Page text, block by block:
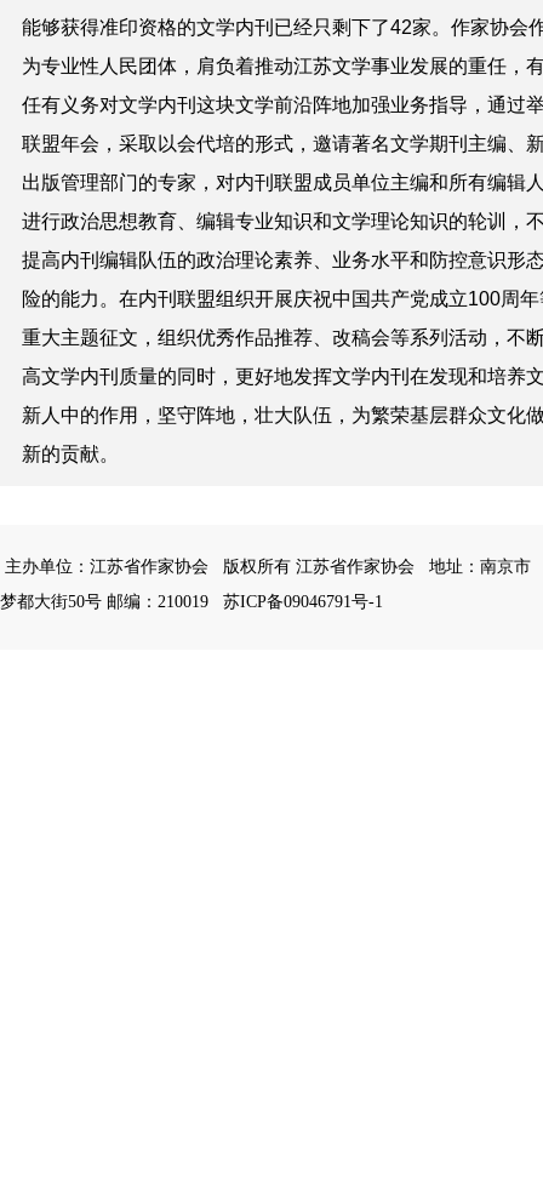
能够获得准印资格的文学内刊已经只剩下了42家。 作家协会
为专业性人民团体，肩负着推动江苏文学事业发展的重任，
任有义务对文学内刊这块文学前沿阵地加强业务指导，通过
联盟年会，采取以会代培的形式，邀请著名文学期刊主编、
出版管理部门的专家，对内刊联盟成员单位主编和所有编辑
进行政治思想教育、编辑专业知识和文学理论知识的轮训，
提高内刊编辑队伍的政治理论素养、业务水平和防控意识形
险的能力。在内刊联盟组织开展庆祝中国共产党成立100周
重大主题征文，组织优秀作品推荐、改稿会等系列活动，不
高文学内刊质量的同时，更好地发挥文学内刊在发现和培养
新人中的作用，坚守阵地，壮大队伍，为繁荣基层群众文化
新的贡献。
主办单位：江苏省作家协会 版权所有 江苏省作家协会
地址：南京市
梦都大街50号 邮编：210019
苏ICP备09046791号-1